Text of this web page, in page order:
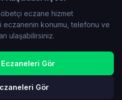
eczane hizmet
eczanenin konumu, telefonu ve
ulaşabilirsiniz.
Gör
Gör